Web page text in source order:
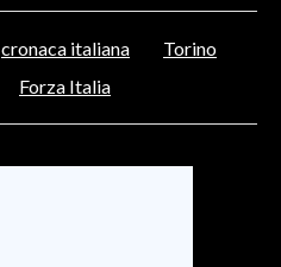
cronaca italiana
Torino
Forza Italia